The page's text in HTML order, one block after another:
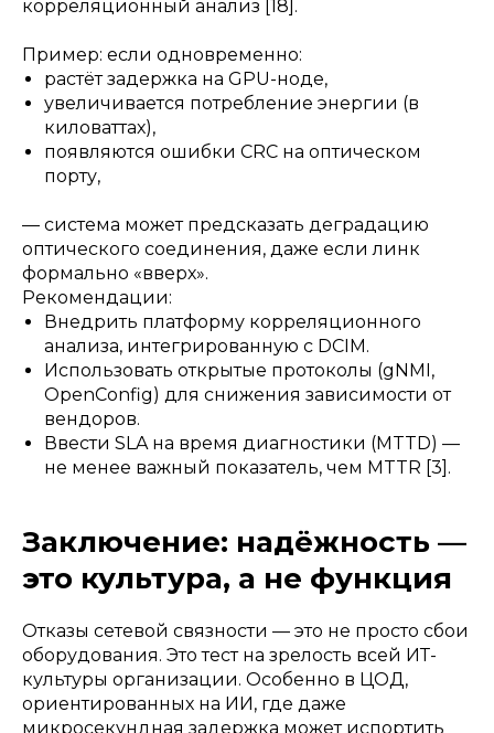
корреляционный анализ [18].
Пример: если одновременно:
растёт задержка на GPU-ноде,
увеличивается потребление энергии (в
киловаттах),
появляются ошибки CRC на оптическом
порту,
— система может предсказать деградацию
оптического соединения, даже если линк
формально «вверх».
Рекомендации:
Внедрить платформу корреляционного
анализа, интегрированную с DCIM.
Использовать открытые протоколы (gNMI,
OpenConfig) для снижения зависимости от
вендоров.
Ввести SLA на время диагностики (MTTD) —
не менее важный показатель, чем MTTR [3].
Заключение: надёжность —
это культура, а не функция
Отказы сетевой связности — это не просто сбои
оборудования. Это тест на зрелость всей ИТ-
культуры организации. Особенно в ЦОД,
ориентированных на ИИ, где даже
микросекундная задержка может испортить